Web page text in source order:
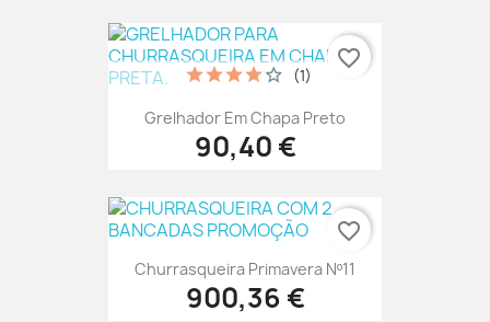
Grelhador Em Chapa Preto
90,40 €
(1)
favorite_border
Churrasqueira Primavera Nº11
900,36 €
favorite_border